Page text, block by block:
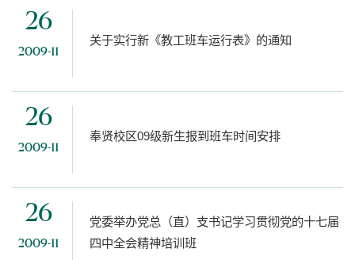
26
2009-11
关于实行新《教工班车运行表》的通知
26
2009-11
奉贤校区09级新生报到班车时间安排
26
2009-11
党委举办党总（直）支书记学习贯彻党的十七届
四中全会精神培训班